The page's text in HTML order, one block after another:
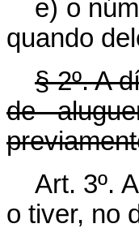
e) o
quando
§ 2º. A
de
Art. 3º.
o tiver, no